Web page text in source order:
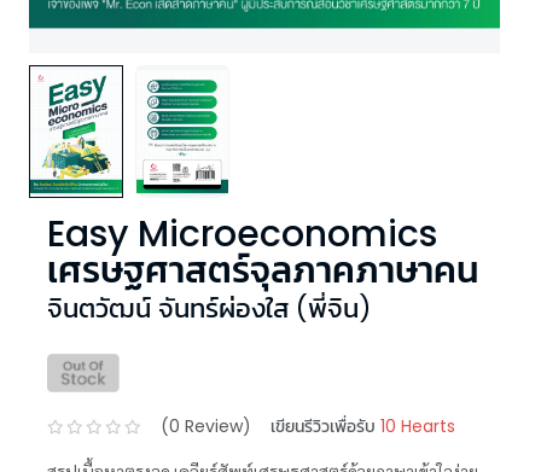
Easy Microeconomics
เศรษฐศาสตร์จุลภาคภาษาคน
จินตวัฒน์ จันทร์ผ่องใส (พี่จิน)
(0 Review) เขียนรีวิวเพื่อรับ 10 Hearts